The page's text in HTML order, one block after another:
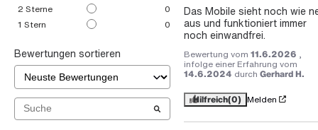
2 Sterne
0
1 Stern 0
Bewertungen sortieren
Das Mobile sieht noch wie
aus und funktioniert immer
noch einwandfrei.
Bewertung vom 11.6.2026 ,
infolge einer Erfahrung vom
14.6.2024 durch Gerhard H.
Hilfreich(0) Melden